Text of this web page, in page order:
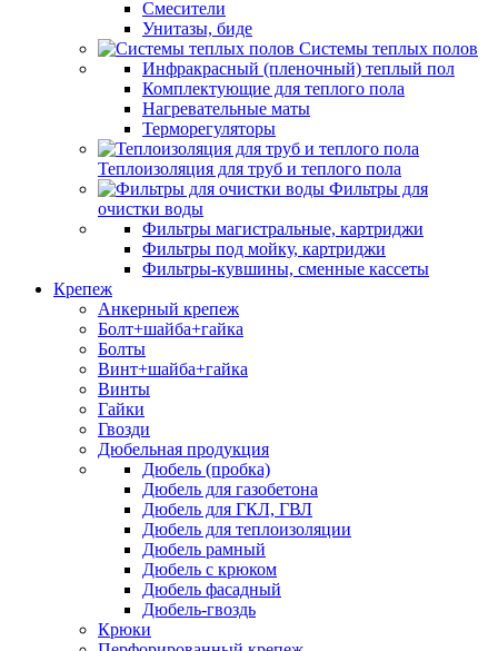
Смесители
Унитазы, биде
Системы теплых полов
Инфракрасный (пленочный) теплый пол
Комплектующие для теплого пола
Нагревательные маты
Терморегуляторы
Теплоизоляция для труб и теплого пола
Фильтры для
очистки воды
Фильтры магистральные, картриджи
Фильтры под мойку, картриджи
Фильтры-кувшины, сменные кассеты
Крепеж
Анкерный крепеж
Болт+шайба+гайка
Болты
Винт+шайба+гайка
Винты
Гайки
Гвозди
Дюбельная продукция
Дюбель (пробка)
Дюбель для газобетона
Дюбель для ГКЛ, ГВЛ
Дюбель для теплоизоляции
Дюбель рамный
Дюбель с крюком
Дюбель фасадный
Дюбель-гвоздь
Крюки